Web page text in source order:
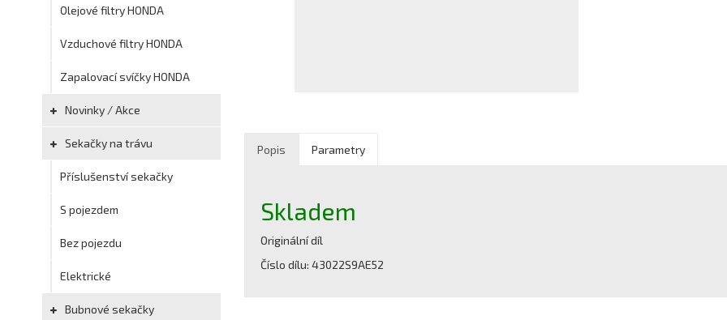
Olejové filtry HONDA
Vzduchové filtry HONDA
Zapalovací svíčky HONDA
Novinky / Akce
Sekačky na trávu
Příslušenství sekačky
S pojezdem
Bez pojezdu
Elektrické
Bubnové sekačky
Popis Parametry
Skladem
Originální díl
Číslo dílu: 43022S9AE52